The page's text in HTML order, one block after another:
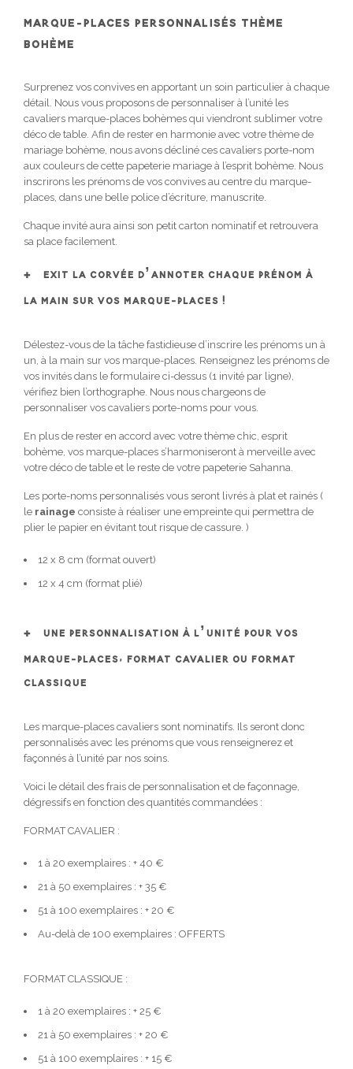
MARQUE-PLACES PERSONNALISÉS THÈME
BOHÈME
Surprenez vos convives en apportant un soin particulier à chaque
détail. Nous vous proposons de personnaliser à l’unité les
cavaliers marque-places bohèmes qui viendront sublimer votre
déco de table. Afin de rester en harmonie avec votre thème de
mariage bohème, nous avons décliné ces cavaliers porte-nom
aux couleurs de cette papeterie mariage à l’esprit bohème. Nous
inscrirons les prénoms de vos convives au centre du marque-
places, dans une belle police d’écriture, manuscrite.
Chaque invité aura ainsi son petit carton nominatif et retrouvera
sa place facilement.
EXIT LA CORVÉE D’ANNOTER CHAQUE PRÉNOM À
LA MAIN SUR VOS MARQUE-PLACES !
Délestez-vous de la tâche fastidieuse d’inscrire les prénoms un à
un, à la main sur vos marque-places. Renseignez les prénoms de
vos invités dans le formulaire ci-dessus (1 invité par ligne),
vérifiez bien l’orthographe. Nous nous chargeons de
personnaliser vos cavaliers porte-noms pour vous.
En plus de rester en accord avec votre thème chic, esprit
bohème, vos marque-places s’harmoniseront à merveille avec
votre déco de table et le reste de votre papeterie Sahanna.
Les porte-noms personnalisés vous seront livrés à plat et rainés (
le rainage consiste à réaliser une empreinte qui permettra de
plier le papier en évitant tout risque de cassure. )
12 x 8 cm (format ouvert)
12 x 4 cm (format plié)
UNE PERSONNALISATION À L’UNITÉ POUR VOS
MARQUE-PLACES, FORMAT CAVALIER OU FORMAT
CLASSIQUE
Les marque-places cavaliers sont nominatifs. Ils seront donc
personnalisés avec les prénoms que vous renseignerez et
façonnés à l’unité par nos soins.
Voici le détail des frais de personnalisation et de façonnage,
dégressifs en fonction des quantités commandées :
FORMAT CAVALIER :
1 à 20 exemplaires : + 40 €
21 à 50 exemplaires : + 35 €
51 à 100 exemplaires : + 20 €
Au-delà de 100 exemplaires : OFFERTS
FORMAT CLASSIQUE :
1 à 20 exemplaires : + 25 €
21 à 50 exemplaires : + 20 €
51 à 100 exemplaires : + 15 €